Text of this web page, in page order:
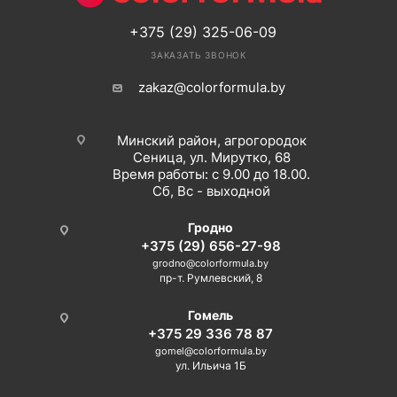
+375 (29) 325-06-09
ЗАКАЗАТЬ ЗВОНОК
zakaz@colorformula.by
Минский район, агрогородок
Сеница, ул. Мирутко, 68
Время работы: с 9.00 до 18.00.
Сб, Вс - выходной
Гродно
+375 (29) 656-27-98
grodno@colorformula.by
пр-т. Румлевский, 8
Гомель
+375 29 336 78 87
gomel@colorformula.by
ул. Ильича 1Б